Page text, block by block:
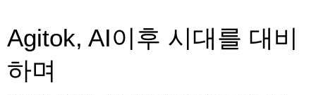
Agitok, AI이후 시대를 대비
하며